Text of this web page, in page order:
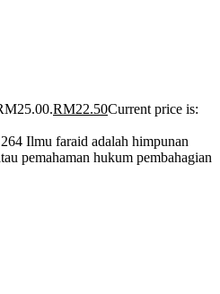
RM22.50Current price is:
Ilmu faraid adalah himpunan
pemahaman hukum pembahagian